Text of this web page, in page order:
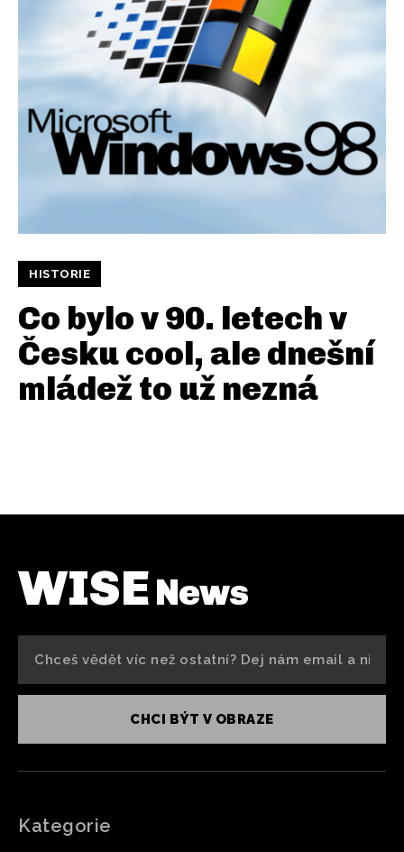
HISTORIE
Co bylo v 90. letech v
Česku cool, ale dnešní
mládež to už nezná
WISENews
CHCI BÝT V OBRAZE
Kategorie